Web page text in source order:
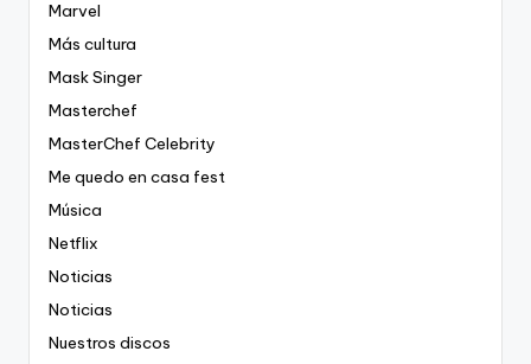
Marvel
Más cultura
Mask Singer
Masterchef
MasterChef Celebrity
Me quedo en casa fest
Música
Netflix
Noticias
Noticias
Nuestros discos